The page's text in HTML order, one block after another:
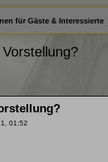
für Gäste & Interessierte
01:52